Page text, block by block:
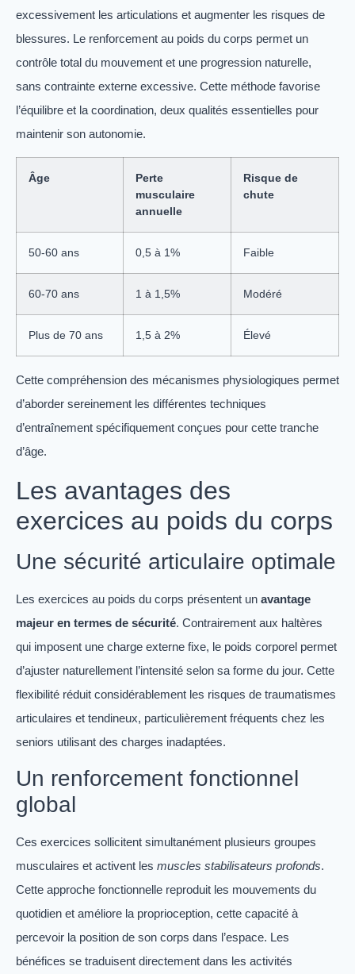
excessivement les articulations et augmenter les risques de
blessures. Le renforcement au poids du corps permet un
contrôle total du mouvement et une progression naturelle,
sans contrainte externe excessive. Cette méthode favorise
l’équilibre et la coordination, deux qualités essentielles pour
maintenir son autonomie.
Âge
Perte
musculaire
annuelle
Risque de
chute
50-60 ans 0,5 à 1% Faible
60-70 ans 1 à 1,5% Modéré
Plus de 70 ans 1,5 à 2% Élevé
Cette compréhension des mécanismes physiologiques permet
d’aborder sereinement les différentes techniques
d’entraînement spécifiquement conçues pour cette tranche
d’âge.
Les avantages des
exercices au poids du corps
Une sécurité articulaire optimale
Les exercices au poids du corps présentent un avantage
majeur en termes de sécurité. Contrairement aux haltères
qui imposent une charge externe fixe, le poids corporel permet
d’ajuster naturellement l’intensité selon sa forme du jour. Cette
flexibilité réduit considérablement les risques de traumatismes
articulaires et tendineux, particulièrement fréquents chez les
seniors utilisant des charges inadaptées.
Un renforcement fonctionnel
global
Ces exercices sollicitent simultanément plusieurs groupes
musculaires et activent les muscles stabilisateurs profonds.
Cette approche fonctionnelle reproduit les mouvements du
quotidien et améliore la proprioception, cette capacité à
percevoir la position de son corps dans l’espace. Les
bénéfices se traduisent directement dans les activités